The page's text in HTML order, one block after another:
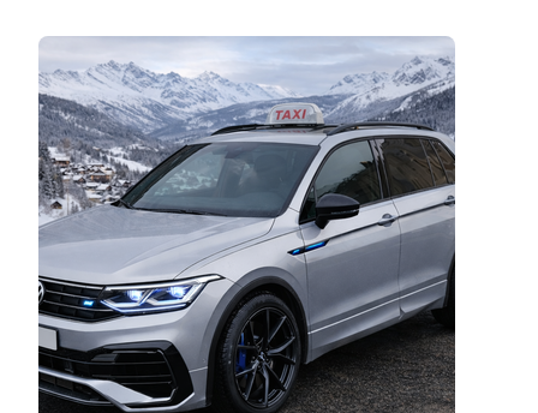
VOYAGER
AVEC
DES
ANIMAUX
DANS
UN
TAXI
DE
STATIONS
D’UN
SÉJOUR
AU
SKI
?